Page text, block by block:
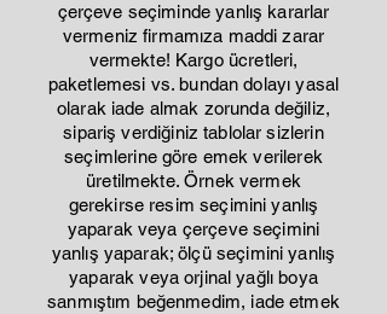
çerçeve seçiminde yanlış kararlar
vermeniz firmamıza maddi zarar
vermekte! Kargo ücretleri,
paketlemesi vs. bundan dolayı yasal
olarak iade almak zorunda değiliz,
sipariş verdiğiniz tablolar sizlerin
seçimlerine göre emek verilerek
üretilmekte. Örnek vermek
gerekirse resim seçimini yanlış
yaparak veya çerçeve seçimini
yanlış yaparak; ölçü seçimini yanlış
yaparak veya orjinal yağlı boya
sanmıştım beğenmedim, iade etmek